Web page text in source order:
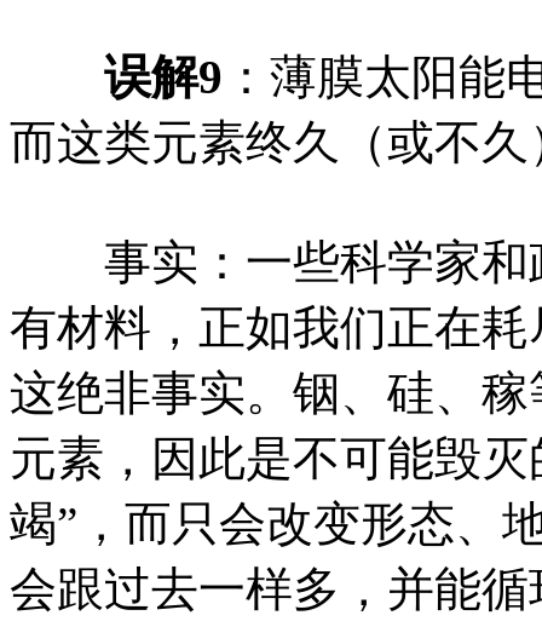
误解9 ：薄膜太阳能
而这类元素终久（或不
事实：一些科学家和
有材料，正如我们正在
这绝非事实。铟、硅、
元素，因此是不可能毁
竭”，而只会改变形态、
会跟过去一样多，并能